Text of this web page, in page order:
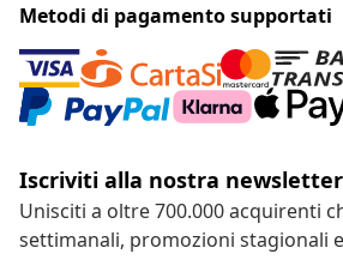
Metodi di pagamento supportati
Iscriviti alla nostra newsletter
Unisciti a oltre 700.000 acquirenti
settimanali, promozioni stagionali